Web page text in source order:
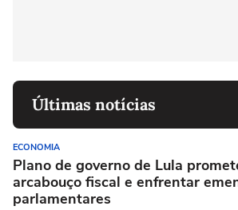
Últimas notícias
ECONOMIA
Plano de governo de Lula
arcabouço fiscal e enfrentar
parlamentares